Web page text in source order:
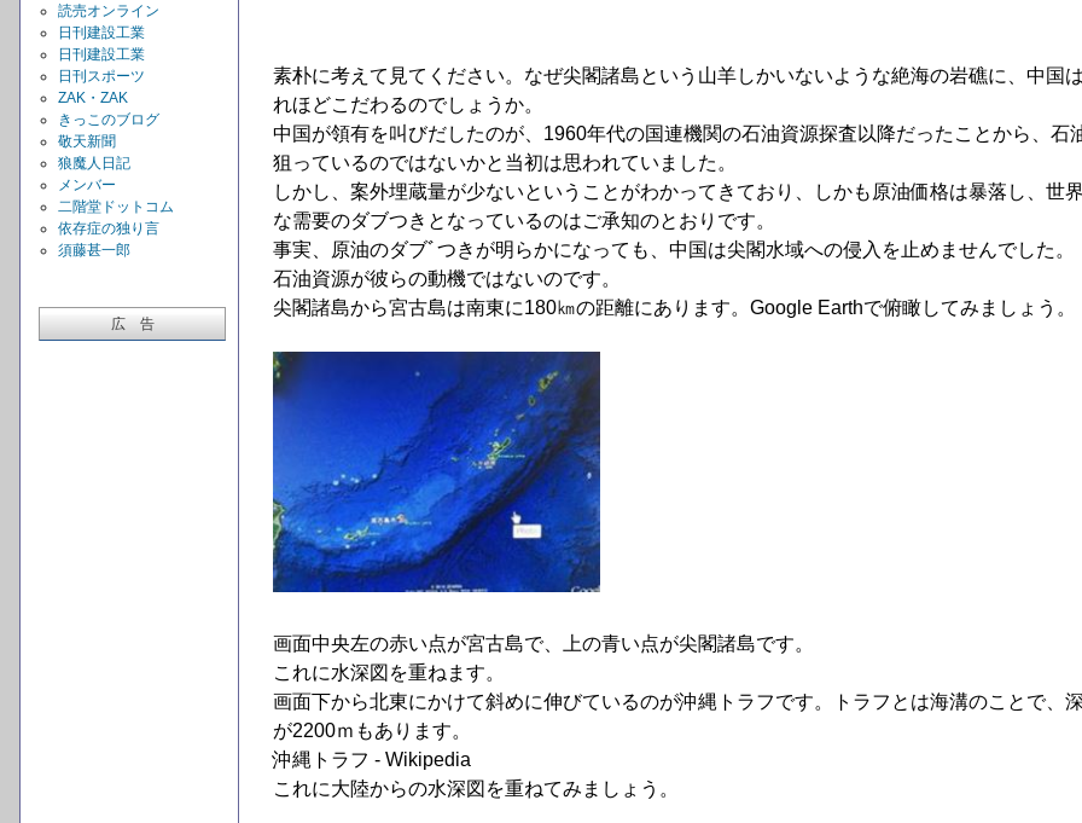
読売オンライン
日刊建設工業
日刊建設工業
日刊スポーツ
ZAK・ZAK
きっこのブログ
敬天新聞
狼魔人日記
メンバー
二階堂ドットコム
依存症の独り言
須藤甚一郎
広 告
素朴に考えて見てください。なぜ尖閣諸島という山羊しかいないような絶海の岩礁に、中国
れほどこだわるのでしょうか。
中国が領有を叫びだしたのが、1960年代の国連機関の石油資源探査以降だったことから、石
狙っているのではないかと当初は思われていました。
しかし、案外埋蔵量が少ないということがわかってきており、しかも原油価格は暴落し、世
な需要のダブつきとなっているのはご承知のとおりです。
事実、原油のダブﾞつきが明らかになっても、中国は尖閣水域への侵入を止めませんでした。
石油資源が彼らの動機ではないのです。
尖閣諸島から宮古島は南東に180㎞の距離にあります。Google Earthで俯瞰してみましょう。
画面中央左の赤い点が宮古島で、上の青い点が尖閣諸島です。
これに水深図を重ねます。
画面下から北東にかけて斜めに伸びているのが沖縄トラフです。トラフとは海溝のことで、
が2200ｍもあります。
沖縄トラフ - Wikipedia
これに大陸からの水深図を重ねてみましょう。